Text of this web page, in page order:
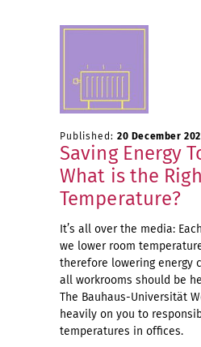
Published: 20 December
Saving Energy
What is the
Temperature?
It’s all over the media:
we lower room
therefore lowering energy
all workrooms should be
The Bauhaus-Universität
heavily on you to
temperatures in offices.